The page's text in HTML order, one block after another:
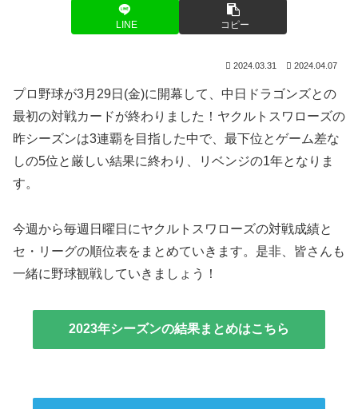
LINE コピー
2024.03.31 2024.04.07
プロ野球が3月29日(金)に開幕して、中日ドラゴンズとの
最初の対戦カードが終わりました！ヤクルトスワローズの
昨シーズンは3連覇を目指した中で、最下位とゲーム差な
しの5位と厳しい結果に終わり、リベンジの1年となりま
す。
今週から毎週日曜日にヤクルトスワローズの対戦成績と
セ・リーグの順位表をまとめていきます。是非、皆さんも
一緒に野球観戦していきましょう！
2023年シーズンの結果まとめはこちら